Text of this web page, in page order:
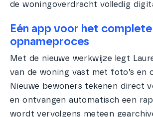
de woningoverdracht volledig
Eén app voor het complete
opnameproces
Met de nieuwe werkwijze legt
van de woning vast met foto’s en
Nieuwe bewoners tekenen direct
en ontvangen automatisch een
wordt vervolgens meteen